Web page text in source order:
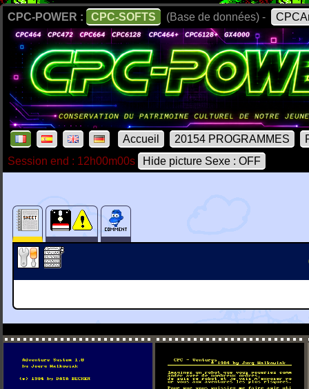
CPC-POWER : CPC-SOFTS (Base de données) -
Accueil 20154 PROGRAMMES
Session end : 12h00m00s
Hide picture Sexe : OFF